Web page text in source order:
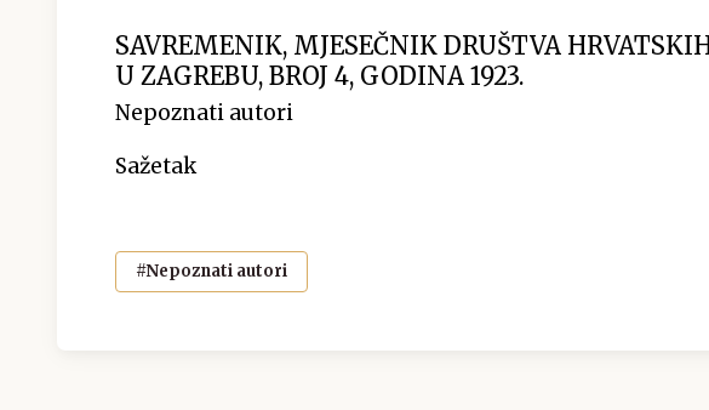
SAVREMENIK, MJESEČNIK DRUŠTVA
U ZAGREBU, BROJ 4, GODINA 1923.
Nepoznati autori
Sažetak
#Nepoznati autori